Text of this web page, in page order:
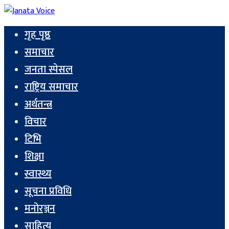
गृह पृष्ठ
समाचार
जनता स्पेसल
राष्ट्रिय समाचार
अर्थतन्त्र
विचार
टिभि
शिक्षा
स्वास्थ्य
सूचना प्रविधि
मनोरञ्जन